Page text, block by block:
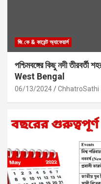
জি.কে & কারেন্ট অ্যাফেয়ার্স
পশ্চিমবঙ্গের কিছু নদী
West Bengal
06/13/2024 ChhatroSathi